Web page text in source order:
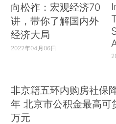
向松祚：宏观经济70
讲，带你了解国内外
经济大局
2022年04月06日
非京籍五环内购房社保
年 北京市公积金最高可
万元